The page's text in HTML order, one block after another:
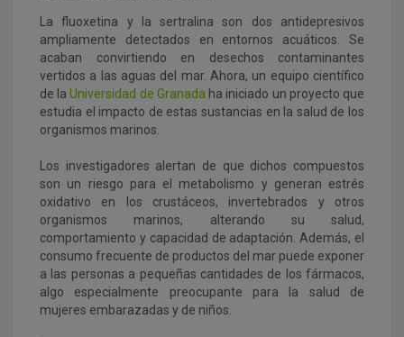
La fluoxetina y la sertralina son dos antidepresivos
ampliamente detectados en entornos acuáticos. Se
acaban convirtiendo en desechos contaminantes
vertidos a las aguas del mar. Ahora, un equipo científico
de laUniversidad de Granada ha iniciado un proyecto que
estudia el impacto de estas sustancias en la salud de los
organismos marinos.
Los investigadores alertan de que dichos compuestos
son un riesgo para el metabolismo y generan estrés
oxidativo en los crustáceos, invertebrados y otros
organismos marinos, alterando su salud,
comportamiento y capacidad de adaptación. Además, el
consumo frecuente de productos del mar puede exponer
a las personas a pequeñas cantidades de los fármacos,
algo especialmente preocupante para la salud de
mujeres embarazadas y de niños.